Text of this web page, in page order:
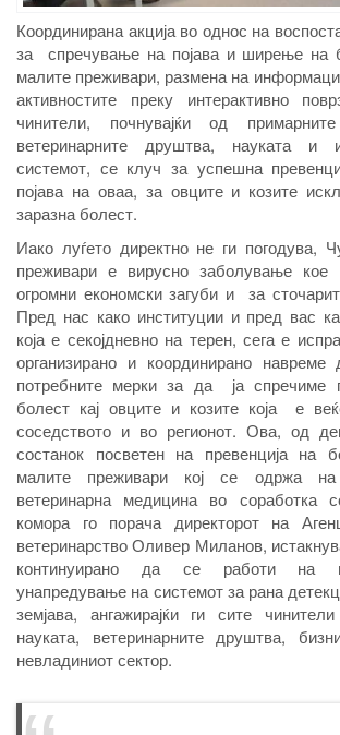
Координирана акција во однос на
за спречување на појава и ширење на
малите преживари, размена на
активностите преку интерактивно
чинители, почнувајќи од примарните
ветеринарните друштва, науката и
системот, се клуч за успешна
појава на оваа, за овците и козите
заразна болест.
Иако луѓето директно не ги погодува,
преживари е вирусно заболување
огромни економски загуби и за
Пред нас како институции и пред вас
која е секојдневно на терен, сега е
организирано и координирано
потребните мерки за да ја спречиме
болест кај овците и козите која е
соседството и во регионот. Ова, од
состанок посветен на превенција на
малите преживари кој се одржа на
ветеринарна медицина во соработка
комора го порача директорот на
ветеринарство Оливер Миланов,
континуирано да се работи на
унапредување на системот за рана
земјава, ангажирајќи ги сите
науката, ветеринарните друштва,
невладиниот сектор.